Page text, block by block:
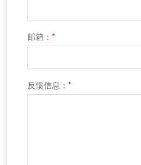
邮箱： *
反馈信息： *